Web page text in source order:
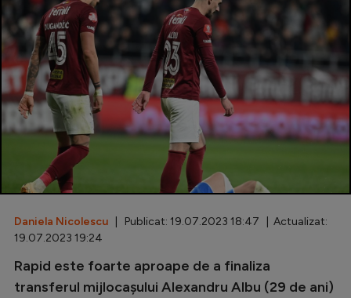
Echipa Națională
U21
Fotbal feminin
Special
Diverse
Champions League
Daniela Nicolescu | Publicat: 19.07.2023 18:47 | Actualizat:
19.07.2023 19:24
Rapid este foarte aproape de a finaliza
transferul mijlocașului Alexandru Albu (29 de ani)